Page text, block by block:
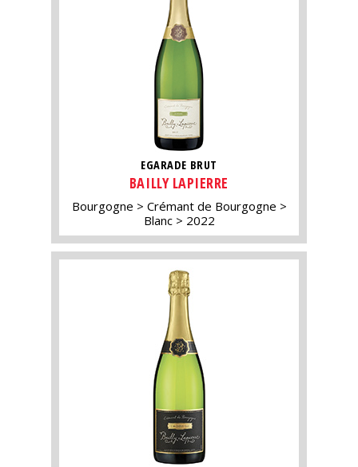
EGARADE BRUT
BAILLY LAPIERRE
Bourgogne
Crémant de Bourgogne
Blanc
2022